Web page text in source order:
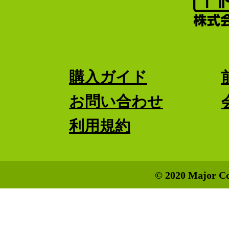
購入ガイド
お問い合わせ
利用規約
© 2020 Major